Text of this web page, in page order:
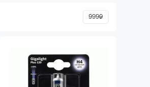
от 200 грн.